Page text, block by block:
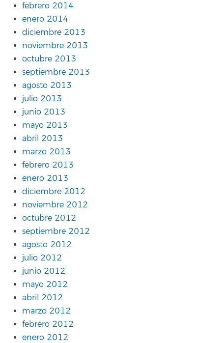
febrero 2014
enero 2014
diciembre 2013
noviembre 2013
octubre 2013
septiembre 2013
agosto 2013
julio 2013
junio 2013
mayo 2013
abril 2013
marzo 2013
febrero 2013
enero 2013
diciembre 2012
noviembre 2012
octubre 2012
septiembre 2012
agosto 2012
julio 2012
junio 2012
mayo 2012
abril 2012
marzo 2012
febrero 2012
enero 2012